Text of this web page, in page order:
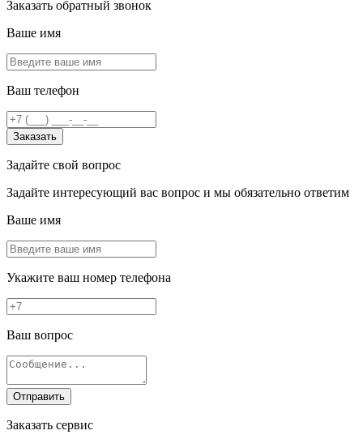
Заказать обратный звонок
Ваше имя
Ваш телефон
Заказать
Задайте свой вопрос
Задайте интересующий вас вопрос и мы обязательно ответим
Ваше имя
Укажите ваш номер телефона
Ваш вопрос
Отправить
Заказать сервис